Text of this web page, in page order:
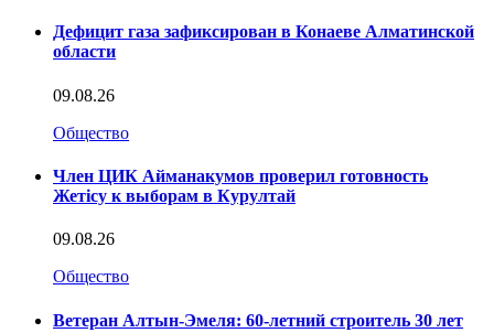
Дефицит газа зафиксирован в Конаеве Алматинской
области
09.08.26
Общество
Член ЦИК Айманакумов проверил готовность
Жетісу к выборам в Курултай
09.08.26
Общество
Ветеран Алтын-Эмеля: 60-летний строитель 30 лет